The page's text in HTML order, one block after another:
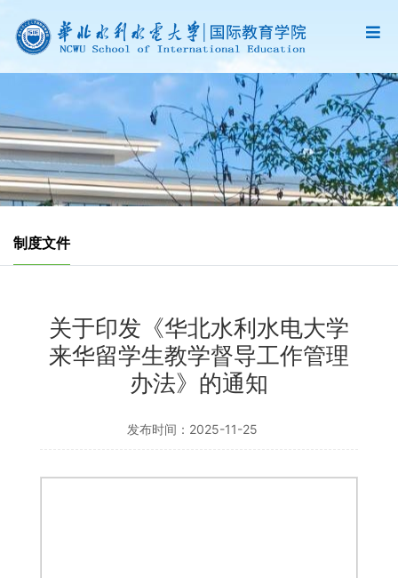
制度文件
关于印发《华北水利水电大学
来华留学生教学督导工作管理
办法》的通知
发布时间：2025-11-25